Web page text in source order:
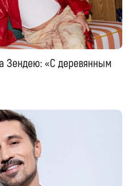
Зендею: «С деревянным